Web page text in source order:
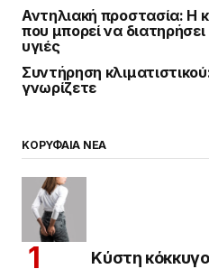
Αντηλιακή προστασία: Η
που μπορεί να
υγιές
Συντήρηση
γνωρίζετε
ΚΟΡΥΦΑΙΑ ΝΕΑ
Κύστη